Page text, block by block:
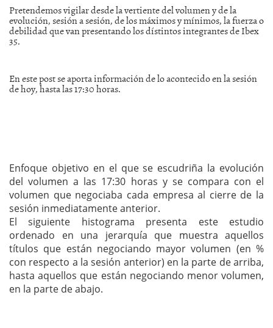
Pretendemos vigilar desde la vertiente del volumen y de la
evolución, sesión a sesión, de los máximos y mínimos, la fuerza o
debilidad que van presentando los dístintos integrantes de Ibex
35.
En este post se aporta información de lo acontecido en la sesión
de hoy, hasta las 17:30 horas.
Enfoque objetivo en el que se escudriña la evolución
del volumen a las 17:30 horas y se compara con el
volumen que negociaba cada empresa al cierre de la
sesión inmediatamente anterior.
El siguiente histograma presenta este estudio
ordenado en una jerarquía que muestra aquellos
títulos que están negociando mayor volumen (en %
con respecto a la sesión anterior) en la parte de arriba,
hasta aquellos que están negociando menor volumen,
en la parte de abajo.